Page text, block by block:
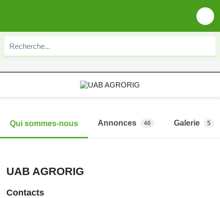
Qui sommes-nous Annonces 46 Galerie 5
UAB AGRORIG
Contacts